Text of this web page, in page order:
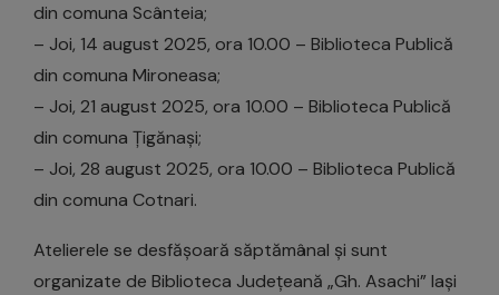
din comuna Scânteia;
– Joi, 14 august 2025, ora 10.00 – Biblioteca Publică
din comuna Mironeasa;
– Joi, 21 august 2025, ora 10.00 – Biblioteca Publică
din comuna Țigănași;
– Joi, 28 august 2025, ora 10.00 – Biblioteca Publică
din comuna Cotnari.
Atelierele se desfășoară săptămânal și sunt
organizate de Biblioteca Județeană „Gh. Asachi” Iași